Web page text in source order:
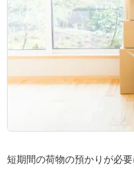
短期間の荷物の預かりが必